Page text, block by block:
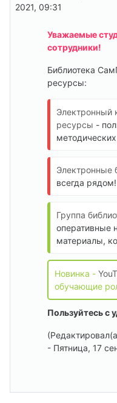
2021, 09:31
Уважаемые
сотрудники!
Библиотека
ресурсы:
Электронный
ресурсы -
Электронные
всегда рядом!
Группа
оперативные
материалы,
Новинка -
обучающие
Пользуйтесь с
- Пятница, 17